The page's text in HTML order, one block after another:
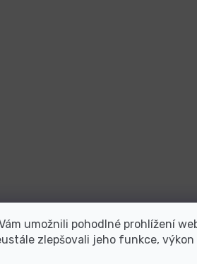
umožnili pohodlné prohlížení
zlepšovali jeho funkce, výkon